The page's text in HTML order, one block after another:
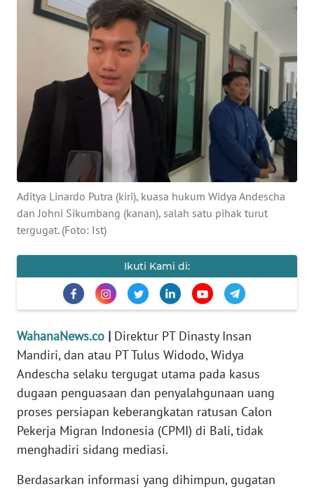
Aditya Linardo Putra (kiri), kuasa hukum Widya Andescha
dan Johni Sikumbang (kanan), salah satu pihak turut
tergugat. (Foto: Ist)
Ikuti Kami di:
WahanaNews.co | Direktur PT Dinasty Insan
Mandiri, dan atau PT Tulus Widodo, Widya
Andescha selaku tergugat utama pada kasus
dugaan penguasaan dan penyalahgunaan uang
proses persiapan keberangkatan ratusan Calon
Pekerja Migran Indonesia (CPMI) di Bali, tidak
menghadiri sidang mediasi.
Berdasarkan informasi yang dihimpun, gugatan
SAINS-TEKNO
INTERNASIONAL
SERBA-SERBI
PENDIDIKAN
OLAHRAGA
EDITORIAL
INDEKS
KONTAK
KAMI
INFO